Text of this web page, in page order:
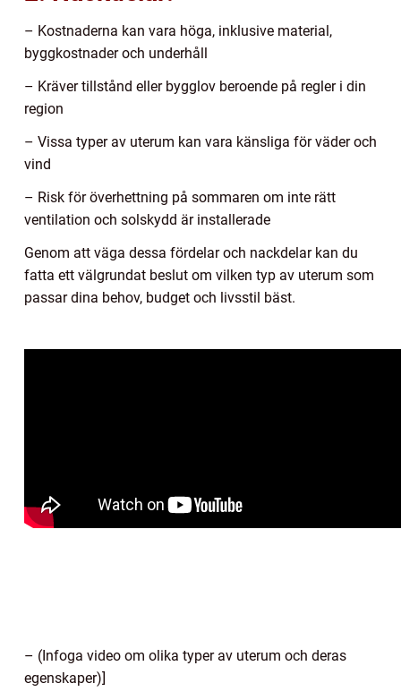
– Kostnaderna kan vara höga, inklusive material,
byggkostnader och underhåll
– Kräver tillstånd eller bygglov beroende på regler i din
region
– Vissa typer av uterum kan vara känsliga för väder och
vind
– Risk för överhettning på sommaren om inte rätt
ventilation och solskydd är installerade
Genom att väga dessa fördelar och nackdelar kan du
fatta ett välgrundat beslut om vilken typ av uterum som
passar dina behov, budget och livsstil bäst.
– (Infoga video om olika typer av uterum och deras
egenskaper)]